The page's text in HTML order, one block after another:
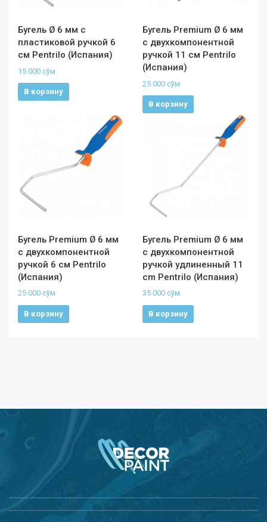
Бугель Ø 6 мм с
пластиковой ручкой 6
см Pentrilo (Испания)
15 000 сўм
В корзину
Бугель Premium Ø 6 мм
с двухкомпонентной
ручкой 11 cм Pentrilo
(Испания)
25 000 сўм
В корзину
Бугель Premium Ø 6 мм
с двухкомпонентной
ручкой 6 cм Pentrilo
(Испания)
25 000 сўм
В корзину
Бугель Premium Ø 6 мм
с двухкомпонентной
ручкой удлиненный 11
cm Pentrilo (Испания)
35 000 сўм
В корзину